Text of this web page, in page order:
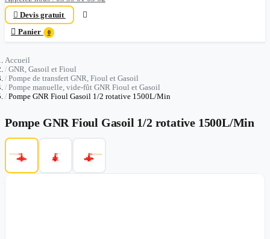
 Devis gratuit

 Panier 0
Accueil
GNR, Gasoil et Fioul
Pompe de transfert GNR, Fioul et Gasoil
Pompe manuelle, vide-fût GNR Fioul et Gasoil
Pompe GNR Fioul Gasoil 1/2 rotative 1500L/Min
Pompe GNR Fioul Gasoil 1/2 rotative 1500L/Min